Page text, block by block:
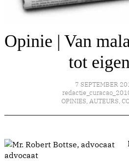
Opinie | Van
tot
7 SEPTEMBER
OPINIES, AUTEURS,
advocaat